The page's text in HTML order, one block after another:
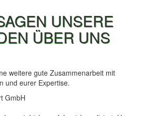
UNSERE
ÜBER UNS
weitere gute Zusammenarbeit mit
und eurer Expertise.
GmbH